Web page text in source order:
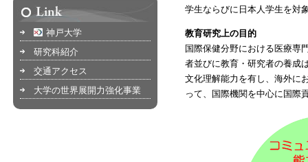
神戸大学
研究科紹介
交通アクセス
大学の世界展開力強化事業
学生ならびに日本人学生を対
教育研究上の目的
国際保健分野における医療専
者並びに教育・研究者の養成
文化理解能力を有し、海外に
って、国際機関を中心に国際